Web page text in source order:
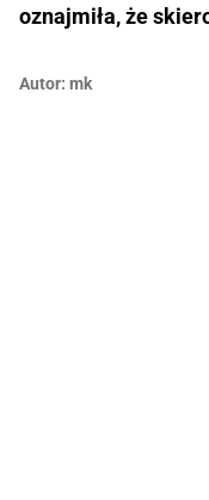
oznajmiła, że
Autor: mk